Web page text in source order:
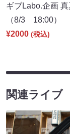
ギブLabo.企画
（8/3 18:00）
¥2000 (税込)
関連ライブ